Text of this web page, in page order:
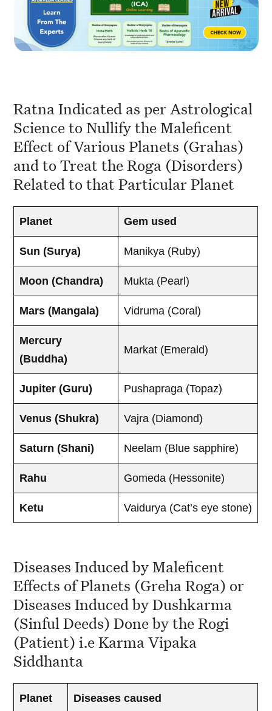
Ratna Indicated as per Astrological
Science to Nullify the Maleficent
Effect of Various Planets (Grahas)
and to Treat the Roga (Disorders)
Related to that Particular Planet
Planet Gem used
Sun (Surya) Manikya (Ruby)
Moon (Chandra) Mukta (Pearl)
Mars (Mangala) Vidruma (Coral)
Mercury
(Buddha)
Markat (Emerald)
Jupiter (Guru) Pushapraga (Topaz)
Venus (Shukra) Vajra (Diamond)
Saturn (Shani) Neelam (Blue sapphire)
Rahu Gomeda (Hessonite)
Ketu Vaidurya (Cat’s eye stone)
Diseases Induced by Maleficent
Effects of Planets (Greha Roga) or
Diseases Induced by Dushkarma
(Sinful Deeds) Done by the Rogi
(Patient) i.e Karma Vipaka
Siddhanta
Planet Diseases caused